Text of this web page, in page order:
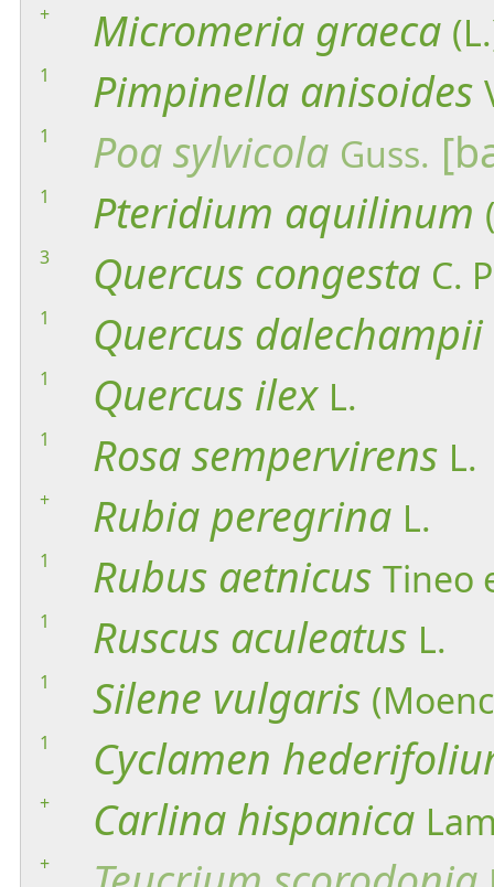
+ Micromeria graeca
1 Pimpinella anisoides
1 Poasylvicola Guss.
1 Pteridium aquilinum
3 Quercus congesta C.
1 Quercus dalechampii
1 Quercus ilex L.
1 Rosasempervirens L.
+ Rubia peregrina L.
1 Rubus aetnicus Tineo
1 Ruscus aculeatus L.
1 Silene vulgaris
1 Cyclamen
+ Carlina hispanica
+